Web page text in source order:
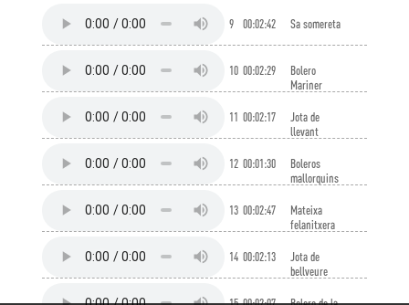
9 00:02:42 Sa somereta
10 00:02:29
Bolero
Mariner
11 00:02:17
Jota de
llevant
12 00:01:30
Boleros
mallorquins
13 00:02:47
Mateixa
felanitxera
14 00:02:13
Jota de
bellveure